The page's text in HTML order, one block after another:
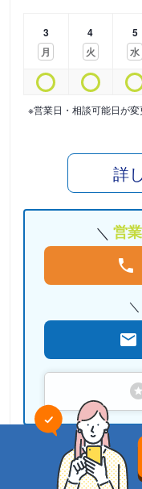
3
月
4
火
5
水
※営業日・相談可能日が
詳
営
弁護士法人